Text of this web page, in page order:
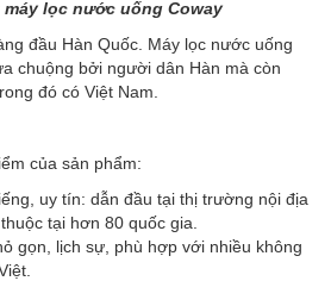
lọc nước uống Coway
đầu Hàn Quốc. Máy lọc nước uống
chuộng bởi người dân Hàn mà còn
đó có Việt Nam.
của sản phẩm:
uy tín: dẫn đầu tại thị trường nội địa
tại hơn 80 quốc gia.
gọn, lịch sự, phù hợp với nhiều không